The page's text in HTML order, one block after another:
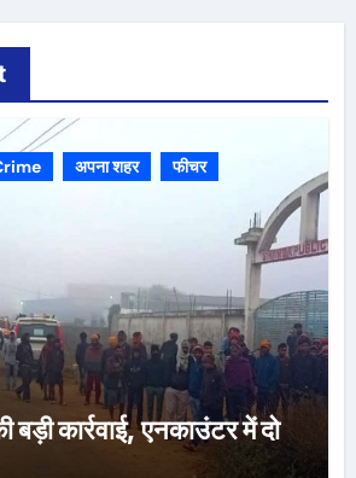
अपना शहर फीचर
बड़ी कार्रवाई, एनकाउंटर में दो